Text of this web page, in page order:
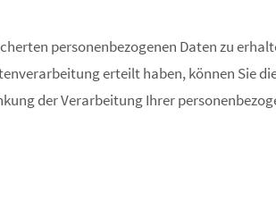
personenbezogenen Daten zu
erteilt haben, können Sie
der Verarbeitung Ihrer